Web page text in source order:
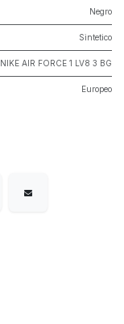
Negro
Sintetico
NIKE AIR FORCE 1 LV8 3 BG
Europeo